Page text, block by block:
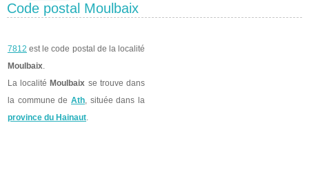
Code postal Moulbaix
7812 est le code postal de la localité
Moulbaix.
La localité Moulbaix se trouve dans
la commune de Ath, située dans la
province du Hainaut.